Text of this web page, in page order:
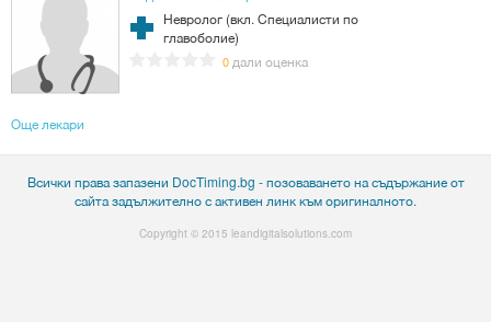
Невролог (вкл. Специалисти по
главоболие)
0 дали оценка
Още лекари
Всички права запазени DocTiming.bg - позоваването на съдържание от
сайта задължително с активен линк към оригиналното.
Copyright © 2015 leandigitalsolutions.com